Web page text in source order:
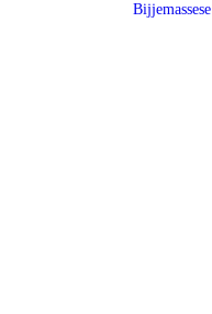
Bijjemassese